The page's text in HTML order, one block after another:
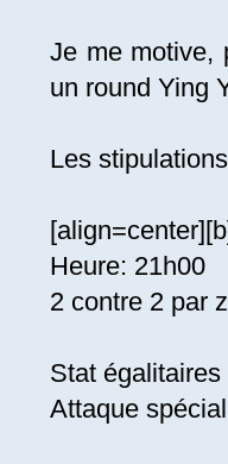
Je me motive,
un round Ying
Les
Heure: 21h00
2 contre 2 par
Stat égalitaires
Attaque